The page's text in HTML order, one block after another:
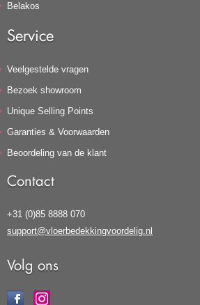
Belakos
Service
Veelgestelde vragen
Bezoek showroom
Unique Selling Points
Garanties & Voorwaarden
Beoordeling van de klant
Contact
+31 (0)85 8888 070
support@vloerbedekkingvoordelig.nl
Volg ons